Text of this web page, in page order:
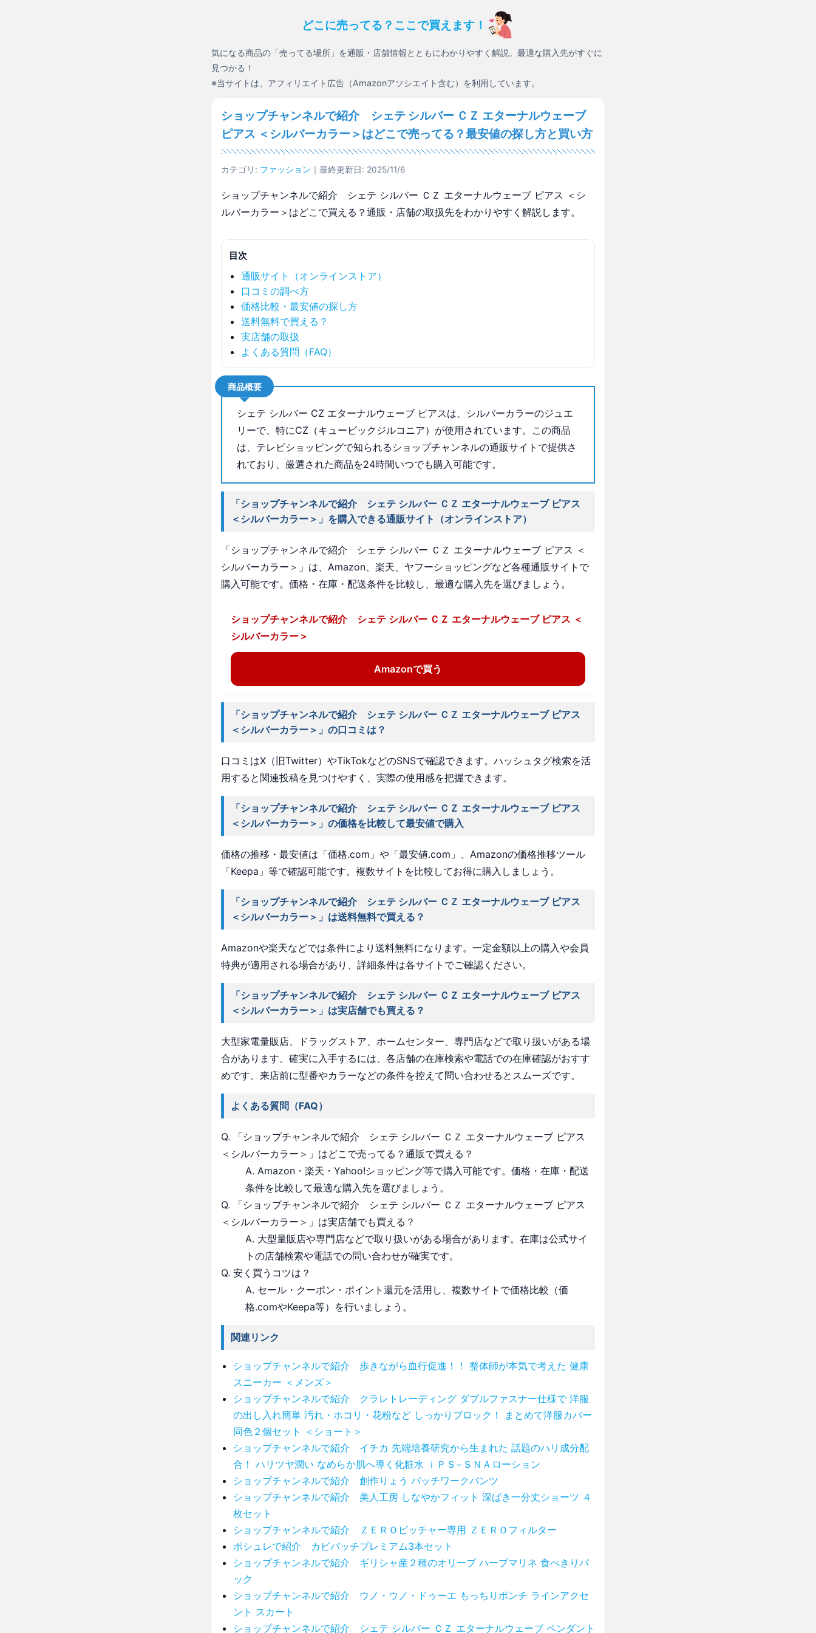
どこに売ってる？ここで買えます！
気になる商品の「売ってる場所」を通販・店舗情報とともにわかりやすく解説。最適な購入先がすぐに
見つかる！
※当サイトは、アフィリエイト広告（Amazonアソシエイト含む）を利用しています。
ショップチャンネルで紹介 シェテ シルバー ＣＺ エターナルウェーブ
ピアス ＜シルバーカラー＞はどこで売ってる？最安値の探し方と買い方
カテゴリ: ファッション ｜最終更新日: 2025/11/6
ショップチャンネルで紹介 シェテ シルバー ＣＺ エターナルウェーブ ピアス ＜シ
ルバーカラー＞はどこで買える？通販・店舗の取扱先をわかりやすく解説します。
目次
通販サイト（オンラインストア）
口コミの調べ方
価格比較・最安値の探し方
送料無料で買える？
実店舗の取扱
よくある質問（FAQ）
商品概要
シェテ シルバー CZ エターナルウェーブ ピアスは、シルバーカラーのジュエ
リーで、特にCZ（キュービックジルコニア）が使用されています。この商品
は、テレビショッピングで知られるショップチャンネルの通販サイトで提供さ
れており、厳選された商品を24時間いつでも購入可能です。
「ショップチャンネルで紹介 シェテ シルバー ＣＺ エターナルウェーブ ピアス
＜シルバーカラー＞」を購入できる通販サイト（オンラインストア）
「ショップチャンネルで紹介 シェテ シルバー ＣＺ エターナルウェーブ ピアス ＜
シルバーカラー＞」は、Amazon、楽天、ヤフーショッピングなど各種通販サイトで
購入可能です。価格・在庫・配送条件を比較し、最適な購入先を選びましょう。
ショップチャンネルで紹介 シェテ シルバー ＣＺ エターナルウェーブ ピアス ＜
シルバーカラー＞
Amazonで買う
「ショップチャンネルで紹介 シェテ シルバー ＣＺ エターナルウェーブ ピアス
＜シルバーカラー＞」の口コミは？
口コミはX（旧Twitter）やTikTokなどのSNSで確認できます。ハッシュタグ検索を活
用すると関連投稿を見つけやすく、実際の使用感を把握できます。
「ショップチャンネルで紹介 シェテ シルバー ＣＺ エターナルウェーブ ピアス
＜シルバーカラー＞」の価格を比較して最安値で購入
価格の推移・最安値は「価格.com」や「最安値.com」、Amazonの価格推移ツール
「Keepa」等で確認可能です。複数サイトを比較してお得に購入しましょう。
「ショップチャンネルで紹介 シェテ シルバー ＣＺ エターナルウェーブ ピアス
＜シルバーカラー＞」は送料無料で買える？
Amazonや楽天などでは条件により送料無料になります。一定金額以上の購入や会員
特典が適用される場合があり、詳細条件は各サイトでご確認ください。
「ショップチャンネルで紹介 シェテ シルバー ＣＺ エターナルウェーブ ピアス
＜シルバーカラー＞」は実店舗でも買える？
大型家電量販店、ドラッグストア、ホームセンター、専門店などで取り扱いがある場
合があります。確実に入手するには、各店舗の在庫検索や電話での在庫確認がおすす
めです。来店前に型番やカラーなどの条件を控えて問い合わせるとスムーズです。
よくある質問（FAQ）
Q. 「ショップチャンネルで紹介 シェテ シルバー ＣＺ エターナルウェーブ ピアス
＜シルバーカラー＞」はどこで売ってる？通販で買える？
A. Amazon・楽天・Yahoo!ショッピング等で購入可能です。価格・在庫・配送
条件を比較して最適な購入先を選びましょう。
Q. 「ショップチャンネルで紹介 シェテ シルバー ＣＺ エターナルウェーブ ピアス
＜シルバーカラー＞」は実店舗でも買える？
A. 大型量販店や専門店などで取り扱いがある場合があります。在庫は公式サイ
トの店舗検索や電話での問い合わせが確実です。
Q. 安く買うコツは？
A. セール・クーポン・ポイント還元を活用し、複数サイトで価格比較（価
格.comやKeepa等）を行いましょう。
関連リンク
ショップチャンネルで紹介 歩きながら血行促進！！ 整体師が本気で考えた 健康
スニーカー ＜メンズ＞
ショップチャンネルで紹介 クラレトレーディング ダブルファスナー仕様で 洋服
の出し入れ簡単 汚れ・ホコリ・花粉など しっかりブロック！ まとめて洋服カバー
同色２個セット ＜ショート＞
ショップチャンネルで紹介 イチカ 先端培養研究から生まれた 話題のハリ成分配
合！ ハリツヤ潤い なめらか肌へ導く化粧水 ｉＰＳ−ＳＮＡローション
ショップチャンネルで紹介 創作りょう パッチワークパンツ
ショップチャンネルで紹介 美人工房 しなやかフィット 深ばき一分丈ショーツ ４
枚セット
ショップチャンネルで紹介 ＺＥＲＯピッチャー専用 ＺＥＲＯフィルター
ポシュレで紹介 カビパッチプレミアム3本セット
ショップチャンネルで紹介 ギリシャ産２種のオリーブ ハーブマリネ 食べきりパ
ック
ショップチャンネルで紹介 ウノ・ウノ・ドゥーエ もっちりポンチ ラインアクセ
ント スカート
ショップチャンネルで紹介 シェテ シルバー ＣＺ エターナルウェーブ ペンダント